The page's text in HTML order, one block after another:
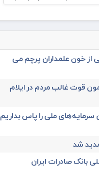
از خون علمداران پرچم می
صمون قوت غالب مردم در ایلام
ملی را پاس بداریم
شد
صادرات ایران